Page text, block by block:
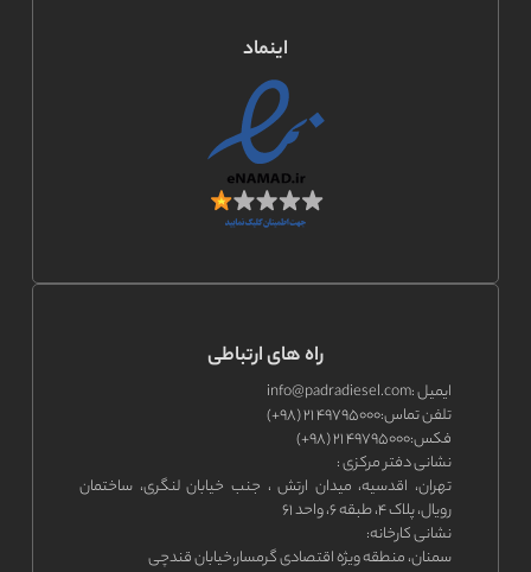
اینماد
راه های ارتباطی
ایمیل :info@padradiesel.com
تلفن تماس:۴۹۷۹۵۰۰۰ ۲۱ (۹۸+)
فکس:۴۹۷۹۵۰۰۰ ۲۱ (۹۸+)
نشانی دفتر مرکزی :
تهران، اقدسیه، میدان ارتش ، جنب خیابان لنگری، ساختمان
رویال، پلاک ۴، طبقه ۶، واحد ۶۱
نشانی کارخانه:
سمنان، منطقه ویژه اقتصادی گرمسار،خیابان قندچی